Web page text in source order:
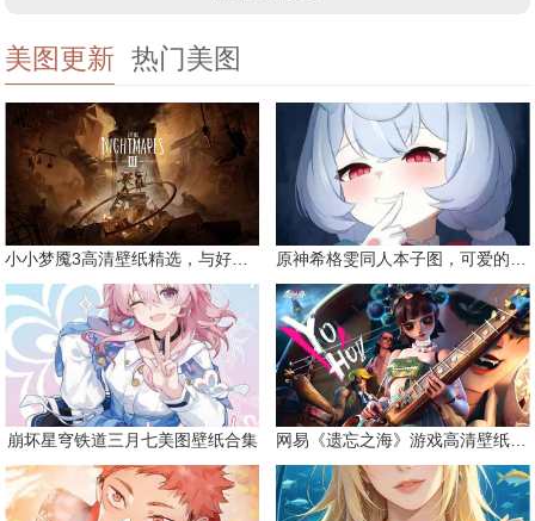
美图更新 热门美图
小小梦魇3高清壁纸精选，与好友一同面对恐惧 原神希格雯同人本子图，可爱的双马尾
崩坏星穹铁道三月七美图壁纸合集 网易《遗忘之海》游戏高清壁纸精选